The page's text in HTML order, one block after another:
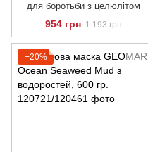
для боротьби з целюлітом
954 грн 1 193 грн
−20%